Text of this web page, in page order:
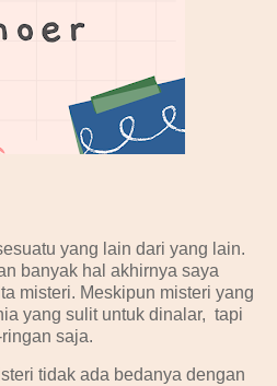
yang lain dari yang lain.
banyak hal akhirnya saya
misteri. Meskipun misteri yang
yang sulit untuk dinalar, tapi
saja.
tidak ada bedanya dengan